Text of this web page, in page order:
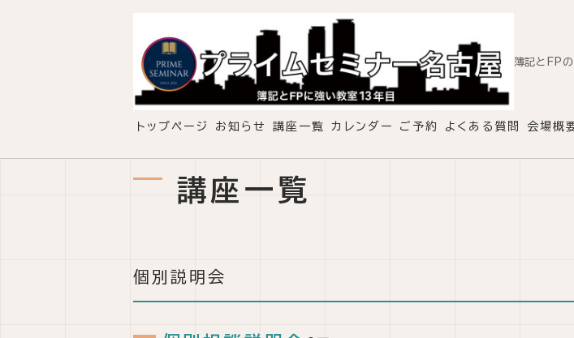
簿記とFPの
トップページ お知らせ 講座一覧 カレンダー ご予約 よくある質問 会場概
講座一覧
個別説明会